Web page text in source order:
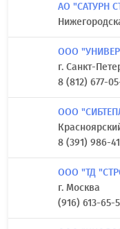
АО "САТУРН
ООО
г. Санкт-
8 (812) 677-
ООО
8 (391) 986-
ООО "ТД
г. Москва
(916) 613-65-